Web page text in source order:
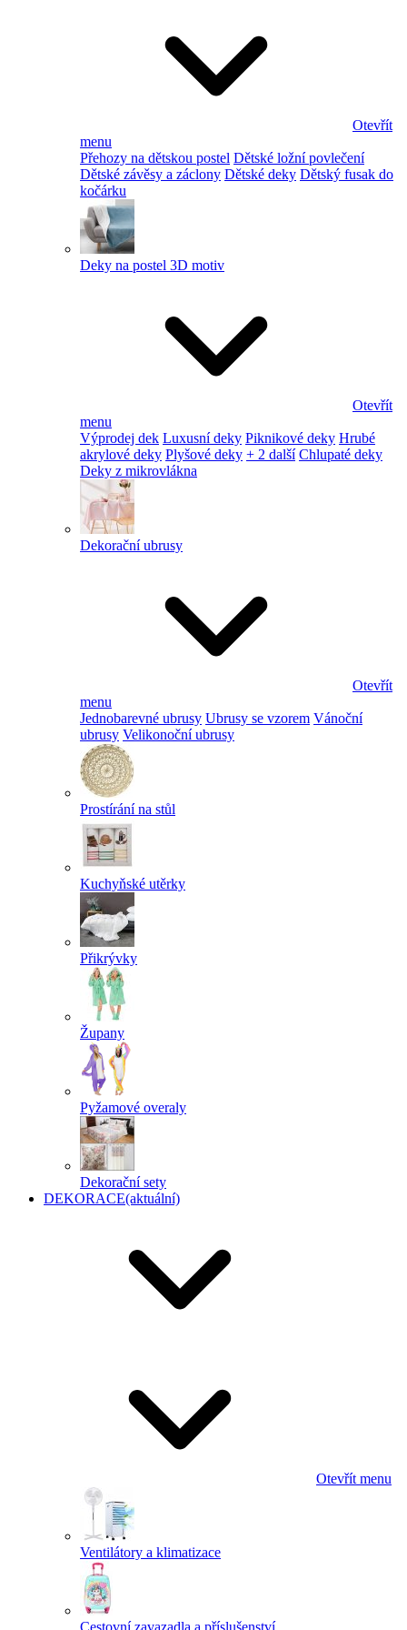
Otevřít
menu
Přehozy na dětskou postel Dětské ložní povlečení
Dětské závěsy a záclony Dětské deky Dětský fusak do
kočárku
Deky na postel 3D motiv
Otevřít
menu
Výprodej dek Luxusní deky Piknikové deky Hrubé
akrylové deky Plyšové deky + 2 další Chlupaté deky
Deky z mikrovlákna
Dekorační ubrusy
Otevřít
menu
Jednobarevné ubrusy Ubrusy se vzorem Vánoční
ubrusy Velikonoční ubrusy
Prostírání na stůl
Kuchyňské utěrky
Přikrývky
Župany
Pyžamové overaly
Dekorační sety
DEKORACE(aktuální)
Otevřít menu
Ventilátory a klimatizace
Cestovní zavazadla a příslušenství